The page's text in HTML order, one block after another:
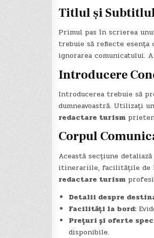
Titlul și
Primul pas în scrierea
trebuie să reflecte
ignorarea comunicatului.
Introducere
Introducerea trebuie să
dumneavoastră. Utilizați
redactare turism
Corpul
Această secțiune
itinerariile, facilitățile de
redactare turism
Detalii despre
Facilități la bord:
Prețuri și oferte
disponibile.